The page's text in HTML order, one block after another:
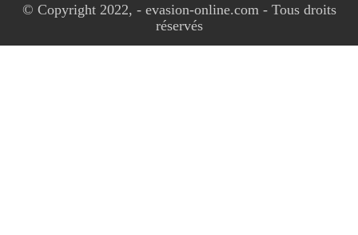
© Copyright 2022, - evasion-online.com - Tous droits
réservés